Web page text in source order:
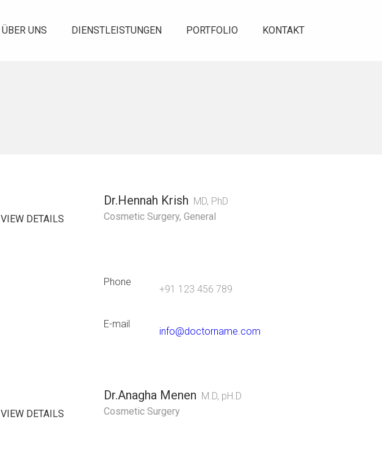
ÜBER UNS DIENSTLEISTUNGEN PORTFOLIO KONTAKT
VIEW DETAILS
Dr.Hennah Krish MD, PhD
Cosmetic Surgery, General
Phone
+91 123 456 789
E-mail
info@doctorname.com
VIEW DETAILS
Dr.Anagha Menen M.D, pH.D
Cosmetic Surgery